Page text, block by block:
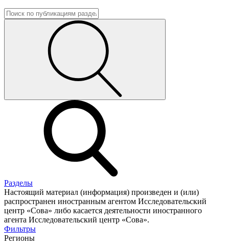
Разделы
Настоящий материал (информация) произведен и (или)
распространен иностранным агентом Исследовательский
центр «Сова» либо касается деятельности иностранного
агента Исследовательский центр «Сова».
Фильтры
Регионы